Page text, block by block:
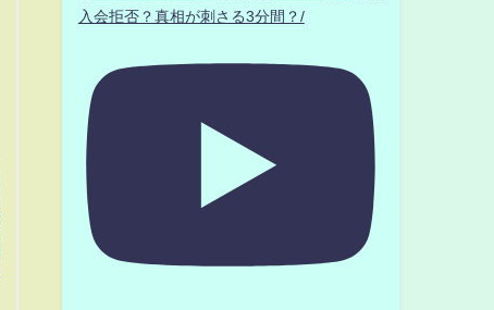
入会拒否？真相が刺さる3分間？/